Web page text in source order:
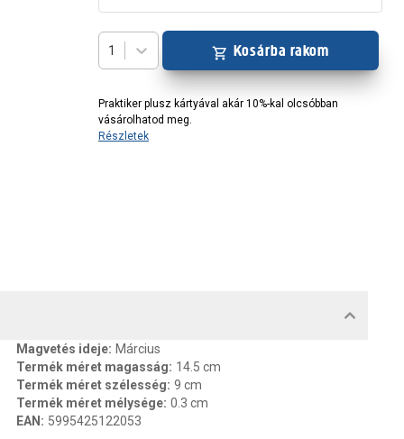
1 Kosárba rakom
Praktiker plusz kártyával akár 10%-kal olcsóbban
vásárolhatod meg.
Részletek
Magvetés ideje: Március
Termék méret magasság: 14.5 cm
Termék méret szélesség: 9 cm
Termék méret mélysége: 0.3 cm
EAN : 5995425122053